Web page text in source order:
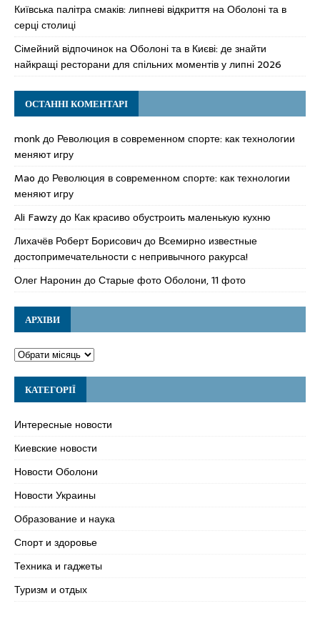
Київська палітра смаків: липневі відкриття на Оболоні та в
серці столиці
Сімейний відпочинок на Оболоні та в Києві: де знайти
найкращі ресторани для спільних моментів у липні 2026
ОСТАННІ КОМЕНТАРІ
monkдо Революция в современном спорте: как технологии
меняют игру
Mao до Революция в современном спорте: как технологии
меняют игру
Ali Fawzyдо Как красиво обустроить маленькую кухню
Лихачёв Роберт Борисовичдо Всемирно известные
достопримечательности с непривычного ракурса!
Олег Наронин доСтарые фото Оболони, 11 фото
АРХІВИ
КАТЕГОРІЇ
Интересные новости
Киевские новости
Новости Оболони
Новости Украины
Образование и наука
Спорт и здоровье
Техника и гаджеты
Туризм и отдых